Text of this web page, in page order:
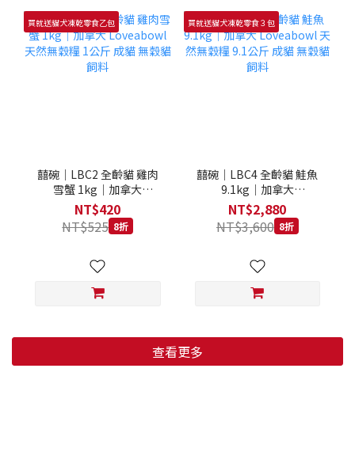
買就送貓犬凍乾零食乙包
囍碗｜LBC2 全齡貓 雞肉
雪蟹 1kg｜加拿大
Loveabowl 天然無穀糧 1
公斤 成貓 無穀貓飼料
NT$420
NT$525 8折
買就送貓犬凍乾零食３包
囍碗｜LBC4 全齡貓 鮭魚
9.1kg｜加拿大
Loveabowl 天然無穀糧
9.1公斤 成貓 無穀貓飼料
NT$2,880
NT$3,600 8折
查看更多